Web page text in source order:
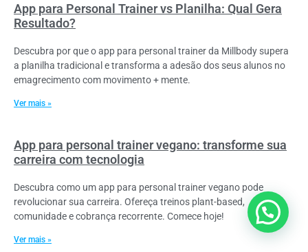
App para Personal Trainer vs Planilha: Qual Gera
Resultado?
Descubra por que o app para personal trainer da Millbody supera
a planilha tradicional e transforma a adesão dos seus alunos no
emagrecimento com movimento + mente.
Ver mais »
App para personal trainer vegano: transforme sua
carreira com tecnologia
Descubra como um app para personal trainer vegano pode
revolucionar sua carreira. Ofereça treinos plant-based,
comunidade e cobrança recorrente. Comece hoje!
Ver mais »